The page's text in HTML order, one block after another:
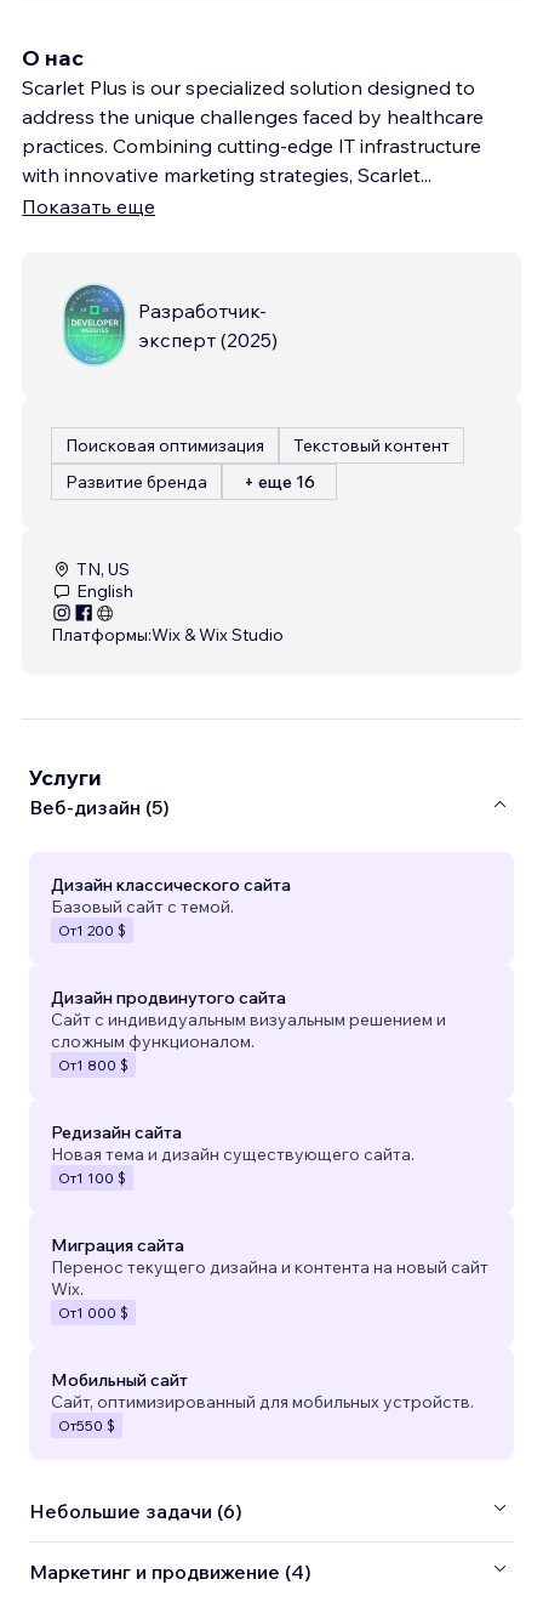
О нас
Scarlet Plus is our specialized solution designed to
address the unique challenges faced by healthcare
practices. Combining cutting-edge IT infrastructure
with innovative marketing strategies, Scarlet...
Показать еще
Разработчик-
эксперт (2025)
Поисковая оптимизация
Текстовый контент
Развитие бренда
+ еще 16
TN, US
English
Платформы:Wix & Wix Studio
Услуги
Веб-дизайн (5)
Дизайн классического сайта
Базовый сайт с темой.
От1 200 $
Дизайн продвинутого сайта
Сайт с индивидуальным визуальным решением и
сложным функционалом.
От1 800 $
Редизайн сайта
Новая тема и дизайн существующего сайта.
От1 100 $
Миграция сайта
Перенос текущего дизайна и контента на новый сайт
Wix.
От1 000 $
Мобильный сайт
Сайт, оптимизированный для мобильных устройств.
От550 $
Небольшие задачи (6)
Маркетинг и продвижение (4)